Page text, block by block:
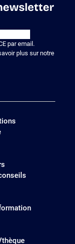
par email.
plus sur notre